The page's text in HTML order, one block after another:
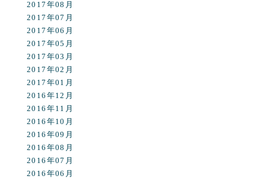
2017年08月
2017年07月
2017年06月
2017年05月
2017年03月
2017年02月
2017年01月
2016年12月
2016年11月
2016年10月
2016年09月
2016年08月
2016年07月
2016年06月